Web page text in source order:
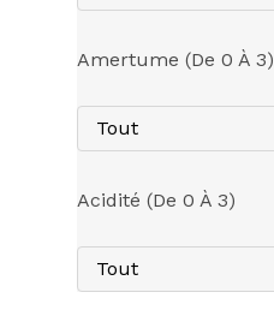
Amertume (de 0 À 3)
Tout
Acidité (de 0 À 3)
Tout